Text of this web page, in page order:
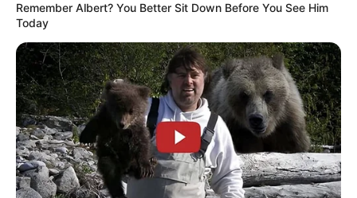
Remember Albert? You Better Sit Down Before You See Him
Today